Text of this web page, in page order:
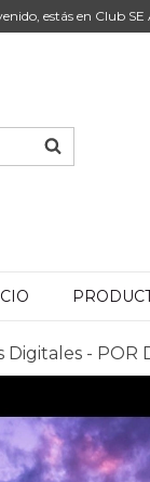
estás en Club
Digitales - POR